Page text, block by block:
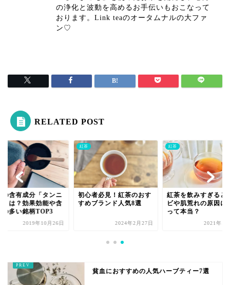
の浄化と波動を高めるお手伝いもおこなって
おります。Link teaのオータムナルの大ファ
ン♡
RELATED POST
の含有成分「タンニ
とは？効果効能や含
の多い銘柄TOP3
2019年10月26日
紅茶
初心者必見！紅茶のおす
すめブランド人気8選
2024年2月27日
紅茶
紅茶を飲みすぎると
ビや肌荒れの原因に
って本当？
2021年1
貧血におすすめの人気ハーブティー7選